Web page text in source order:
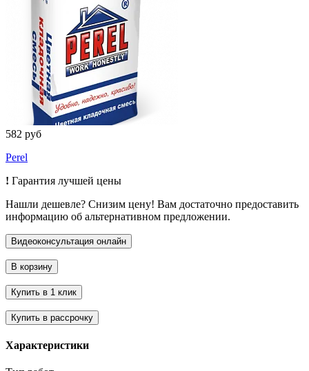
582 руб
Perel
! Гарантия лучшей цены
Нашли дешевле? Снизим цену! Вам достаточно предоставить
информацию об альтернативном предложении.
Характеристики